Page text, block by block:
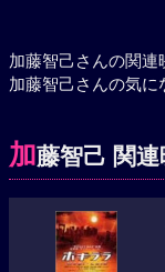
加藤智己さんの関連
加藤智己さんの気に
加藤智己 関